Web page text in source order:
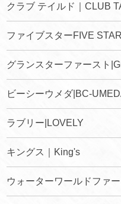
クラブ テイルド｜CLUB
ファイブスターFIVE
グランスターファースト
ビーシーウメダ|BC-
ラブリー|LOVELY
キングス｜King's
ウォーターワールドファ